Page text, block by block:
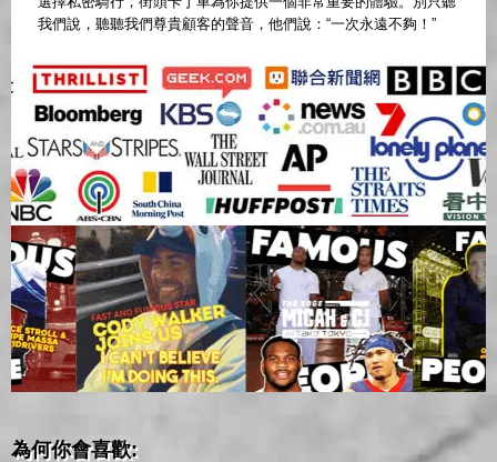
我們說，聽聽我們尊貴顧客的聲音，他們說：“一次永遠不夠！”
為何你會喜歡: